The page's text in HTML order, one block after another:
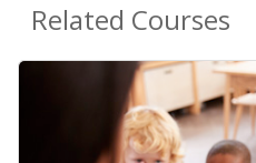
Related Courses